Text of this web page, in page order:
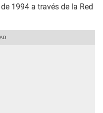
1994 a través de la Red